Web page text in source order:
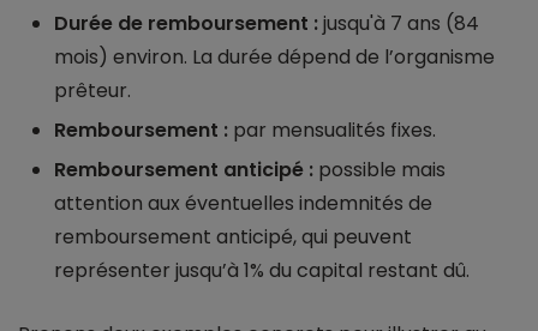
Durée de remboursement :jusqu'à 7 ans (84
mois) environ. La durée dépend de l’organisme
prêteur.
Remboursement : par mensualités fixes.
Remboursement anticipé : possible mais
attention aux éventuelles indemnités de
remboursement anticipé, qui peuvent
représenter jusqu’à 1% du capital restant dû.